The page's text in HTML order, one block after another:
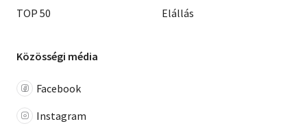
TOP 50
Elállás
Közösségi média
Facebook
Instagram